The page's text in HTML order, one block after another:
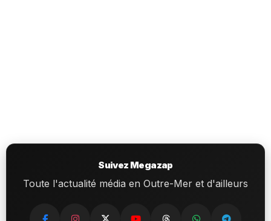
Suivez Megazap
Toute l'actualité média en Outre-Mer et d'ailleurs